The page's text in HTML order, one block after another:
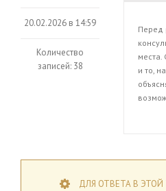
20.02.2026 в 14:59
Количество
записей: 38
Перед
места.
и то,
ДЛЯ ОТВЕТА В